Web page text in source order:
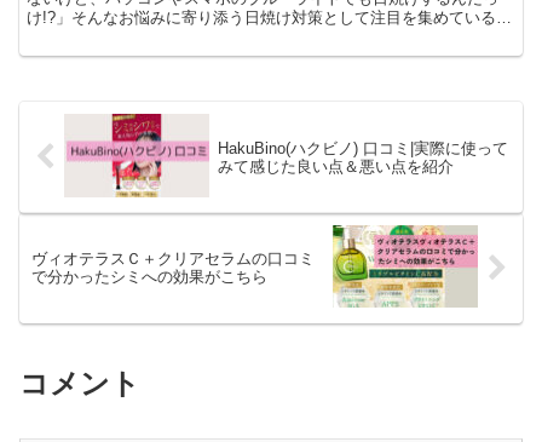
け!?」そんなお悩みに寄り添う日焼け対策として注目を集めているの
HakuBino(ハクビノ) 口コミ|実際に使って
みて感じた良い点＆悪い点を紹介
ヴィオテラスＣ＋クリアセラムの口コミ
で分かったシミへの効果がこちら
コメント